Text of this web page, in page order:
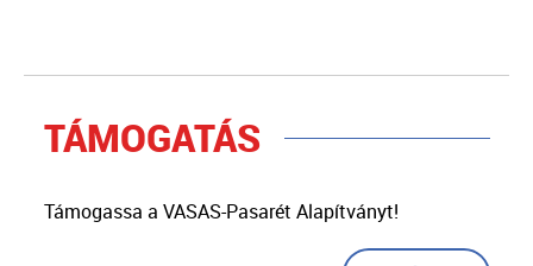
TÁMOGATÁS
Támogassa a VASAS-Pasarét Alapítványt!